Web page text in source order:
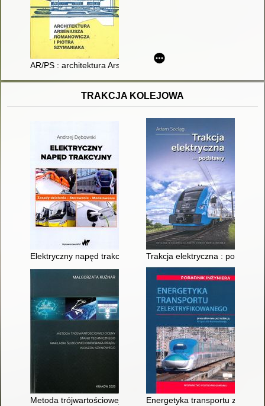
AR/PS : architektura Arseniusza Romanowicza i Piotra
TRAKCJA KOLEJOWA
Elektryczny napęd trakcyjny : zasady działania, sterowanie,
Trakcja elektryczna : podstawy
Metoda trójwartościowej oceny stanu technicznego nakładki
Energetyka transportu